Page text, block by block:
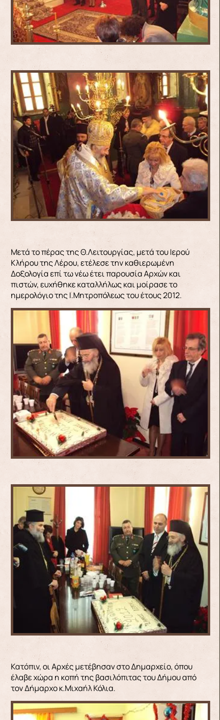
Μετά το πέρας της Θ.Λειτουργίας, μετά του Ιερού
Κλήρου της Λέρου, ετέλεσε την καθιερωμένη
Δοξολογία επί τω νέω έτει παρουσία Αρχών και
πιστών, ευχήθηκε καταλλήλως και μοίρασε το
ημερολόγιο της Ι.Μητροπόλεως του έτους 2012.
Κατόπιν, οι Αρχές μετέβησαν στο Δημαρχείο, όπου
έλαβε χώρα η κοπή της βασιλόπιτας του Δήμου από
τον Δήμαρχο κ.Μιχαήλ Κόλια.